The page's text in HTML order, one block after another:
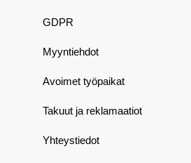
GDPR
Myyntiehdot
Avoimet työpaikat
Takuut ja reklamaatiot
Yhteystiedot